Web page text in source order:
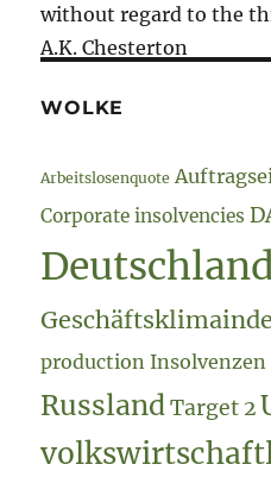
without regard to the
A.K. Chesterton
WOLKE
Arbeitslosenquote
Corporate insolvencies
production Insolvenzen
Russland Target 2